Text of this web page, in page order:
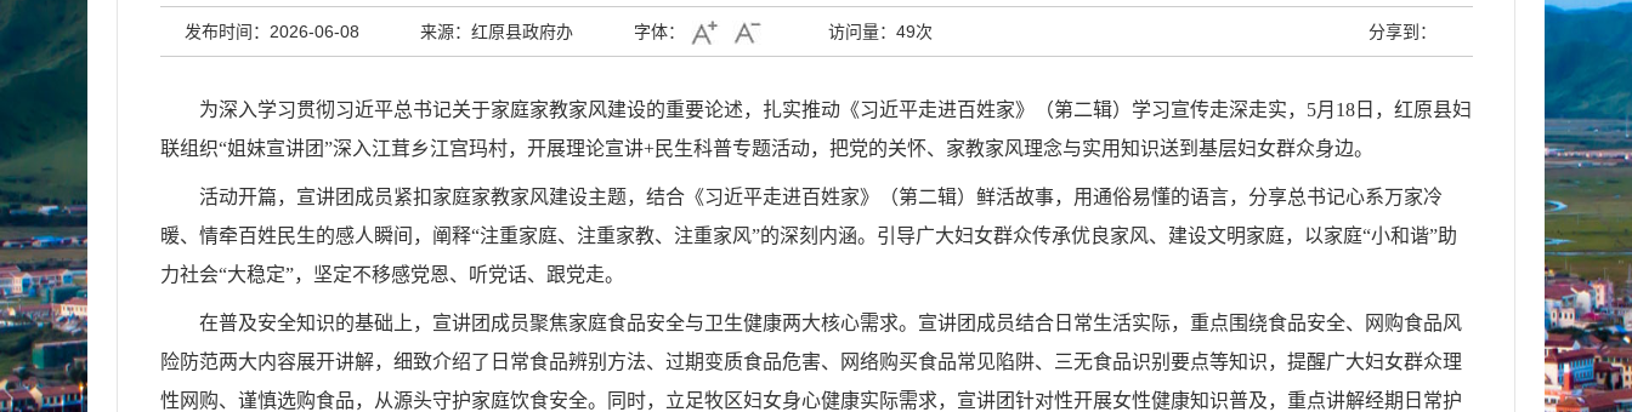
发布时间：2026-06-08 来源：红原县政府办 字体： 访问量： 49次 分享到：
为深入学习贯彻习近平总书记关于家庭家教家风建设的重要论述，扎实推动《习近平走进百姓家》（第二辑）学习宣传走深走实，5月18日，红原县妇
联组织“姐妹宣讲团”深入江茸乡江宫玛村，开展理论宣讲+民生科普专题活动，把党的关怀、家教家风理念与实用知识送到基层妇女群众身边。
活动开篇，宣讲团成员紧扣家庭家教家风建设主题，结合《习近平走进百姓家》（第二辑）鲜活故事，用通俗易懂的语言，分享总书记心系万家冷
暖、情牵百姓民生的感人瞬间，阐释“注重家庭、注重家教、注重家风”的深刻内涵。引导广大妇女群众传承优良家风、建设文明家庭，以家庭“小和谐”助
力社会“大稳定”，坚定不移感党恩、听党话、跟党走。
在普及安全知识的基础上，宣讲团成员聚焦家庭食品安全与卫生健康两大核心需求。宣讲团成员结合日常生活实际，重点围绕食品安全、网购食品风
险防范两大内容展开讲解，细致介绍了日常食品辨别方法、过期变质食品危害、网络购买食品常见陷阱、三无食品识别要点等知识，提醒广大妇女群众理
性网购、谨慎选购食品，从源头守护家庭饮食安全。同时，立足牧区妇女身心健康实际需求，宣讲团针对性开展女性健康知识普及，重点讲解经期日常护